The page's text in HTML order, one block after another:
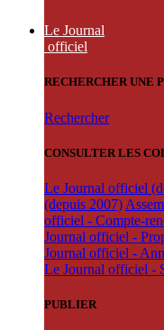
Le Journal
officiel
RECHERCHER UNE
Rechercher
CONSULTER LES
Le Journal officiel
(depuis 2007)
officiel - Compte-
Journal officiel -
Journal officiel -
Le Journal officiel -
PUBLIER